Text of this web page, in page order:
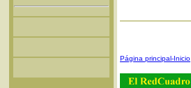
Página principal-Inicio